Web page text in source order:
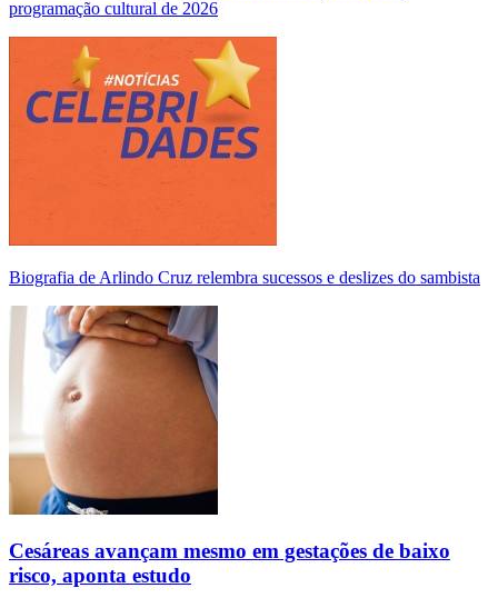
programação cultural de 2026
Biografia de Arlindo Cruz relembra sucessos e deslizes do sambista
Cesáreas avançam mesmo em gestações de baixo
risco, aponta estudo